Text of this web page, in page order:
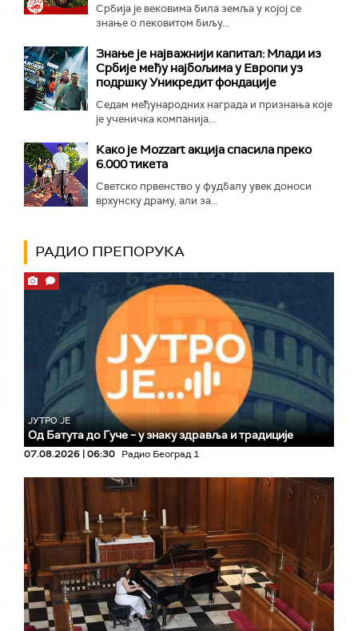
Србија је вековима била земља у којој се
знање о лековитом биљу...
Знање је најважнији капитал: Млади из
Србије међу најбољима у Европи уз
подршку Уникредит фондације
Седам међународних награда и признања које
је ученичка компанија...
Како је Mozzart акција спасила преко
6.000 тикета
Светско првенство у фудбалу увек доноси
врхунску драму, али за...
РАДИО ПРЕПОРУКА
ЈУТРО ЈЕ
Од Батута до Гуче – у знаку здравља и традиције
07.08.2026 | 06:30 Радио Београд 1